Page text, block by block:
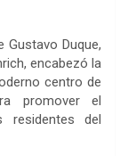
Gustavo Duque,
encabezó la
centro de
promover el
del